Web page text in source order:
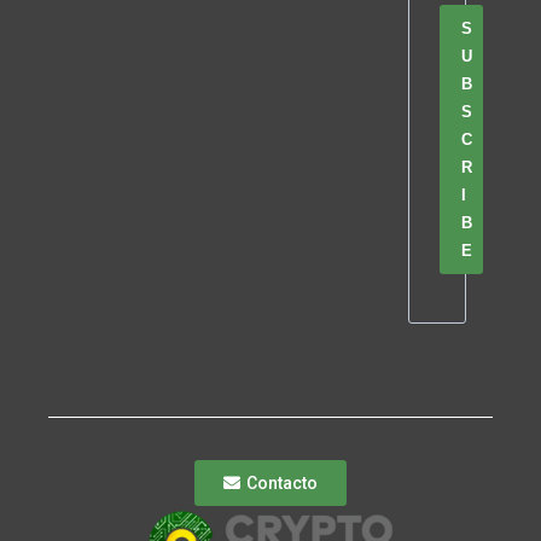
S
U
B
S
C
R
B
E
Contacto